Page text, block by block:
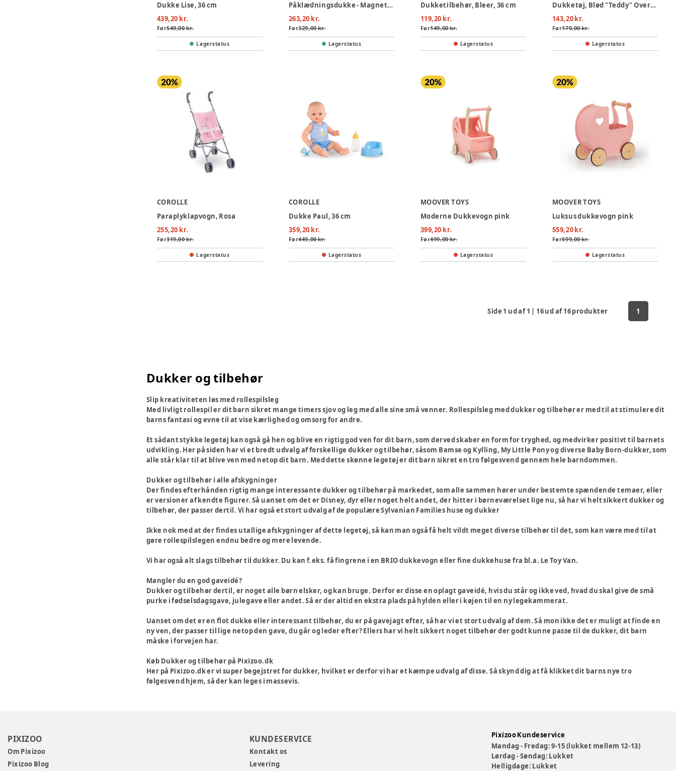
Dukke Lise, 36 cm
439,20 kr.
Før549,00 kr.
Lagerstatus
Påklædningsdukke - Magnetisk
263,20 kr.
Før329,00 kr.
Lagerstatus
Dukketilbehør, Bleer, 36 cm
119,20 kr.
Før149,00 kr.
Lagerstatus
Dukketøj, Blød "Teddy" Overall, 30 cm
143,20 kr.
Før179,00 kr.
Lagerstatus
COROLLE
Paraplyklapvogn, Rosa
255,20 kr.
Før319,00 kr.
Lagerstatus
COROLLE
Dukke Paul, 36 cm
359,20 kr.
Før449,00 kr.
Lagerstatus
MOOVER TOYS
Moderne Dukkevogn pink
399,20 kr.
Før499,00 kr.
Lagerstatus
MOOVER TOYS
Luksus dukkevogn pink
559,20 kr.
Før699,00 kr.
Lagerstatus
Side 1 ud af1 | 16ud af16produkter 1
Dukker og tilbehør
Slip kreativiteten løs med rollespilsleg
Med livligt rollespil er dit barn sikret mange timers sjov og leg med alle sine små venner. Rollespilsleg med dukker og tilbehør er med til at stimulere dit
barns fantasi og evne til at vise kærlighed og omsorg for andre.
Et sådant stykke legetøj kan også gå hen og blive en rigtig god ven for dit barn, som derved skaber en form for tryghed, og medvirker positivt til barnets
udvikling. Her på siden har vi et bredt udvalg af forskellige dukker og tilbehør, såsom Bamse og Kylling, My Little Pony og diverse Baby Born-dukker, som
alle står klar til at blive ven med netop dit barn. Med dette skønne legetøj er dit barn sikret en tro følgesvend gennem hele barndommen.
Dukker og tilbehør i alle afskygninger
Der findes efterhånden rigtig mange interessante dukker og tilbehør på markedet, som alle sammen hører under bestemte spændende temaer, eller
er versioner af kendte figurer. Så uanset om det er Disney, dyr eller noget helt andet, der hitter i børneværelset lige nu, så har vi helt sikkert dukker og
tilbehør, der passer dertil. Vi har også et stort udvalg af de populære Sylvanian Families huse og dukker
Ikke nok med at der findes utallige afskygninger af dette legetøj, så kan man også få helt vildt meget diverse tilbehør til det, som kan være med til at
gøre rollespilslegen endnu bedre og mere levende.
Vi har også alt slags tilbehør til dukker. Du kan f.eks. få fingrene i en BRIO dukkevogn eller fine dukkehuse fra bl.a. Le Toy Van.
Mangler du en god gaveidé?
Dukker og tilbehør dertil, er noget alle børn elsker, og kan bruge. Derfor er disse en oplagt gaveidé, hvis du står og ikke ved, hvad du skal give de små
purke i fødselsdagsgave, julegave eller andet. Så er der altid en ekstra plads på hylden eller i køjen til en ny legekammerat.
Uanset om det er en flot dukke eller interessant tilbehør, du er på gavejagt efter, så har vi et stort udvalg af dem. Så mon ikke det er muligt at finde en
ny ven, der passer til lige netop den gave, du går og leder efter? Ellers har vi helt sikkert noget tilbehør der godt kunne passe til de dukker, dit barn
måske i forvejen har.
Køb Dukker og tilbehør på Pixizoo.dk
Her på Pixizoo.dk er vi super begejstret for dukker, hvilket er derfor vi har et kæmpe udvalg af disse. Så skynd dig at få klikket dit barns nye tro
følgesvend hjem, så der kan leges i massevis.
PIXIZOO
Om Pixizoo
Pixizoo Blog
KUNDESERVICE
Kontakt os
Levering
Pixizoo Kundeservice
Mandag - Fredag: 9-15 (lukket mellem 12-13)
Lørdag - Søndag: Lukket
Helligdage: Lukket